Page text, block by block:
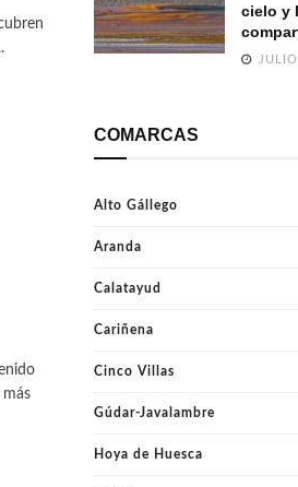
cielo y
COMARCAS
Alto Gállego
Aranda
Calatayud
Cariñena
Cinco Villas
Gúdar-Javalambre
Hoya de Huesca